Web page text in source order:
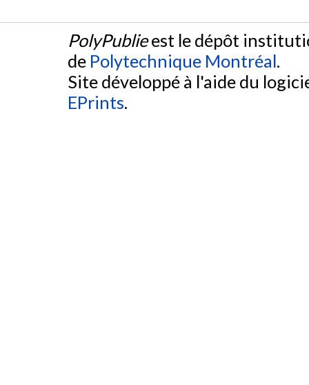
PolyPublieest le dépôt
de Polytechnique Montréal.
Site développé à l'aide du
EPrints.